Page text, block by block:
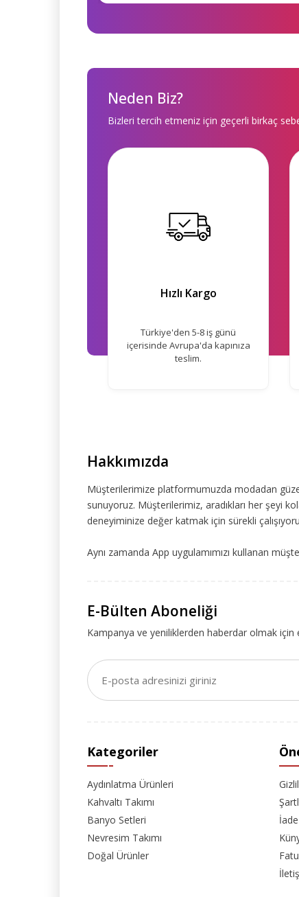
Neden Biz?
Bizleri tercih etmeniz için geçerli birkaç
Hızlı Kargo
Türkiye'den 5-8 iş günü
içerisinde Avrupa'da kapınıza
teslim.
Hakkımızda
Müşterilerimize platformumuzda modadan
sunuyoruz. Müşterilerimiz, aradıkları her şeyi
deneyiminize değer katmak için sürekli
Aynı zamanda App uygulamımızı kullanan
E-Bülten Aboneliği
Kampanya ve yeniliklerden haberdar olmak
Kategoriler
Aydınlatma Ürünleri
Kahvaltı Takımı
Banyo Setleri
Nevresim Takımı
Doğal Ürünler